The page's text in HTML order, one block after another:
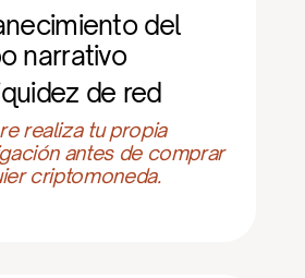
del
narrativo
de red
realiza tu propia
antes de comprar
criptomoneda.